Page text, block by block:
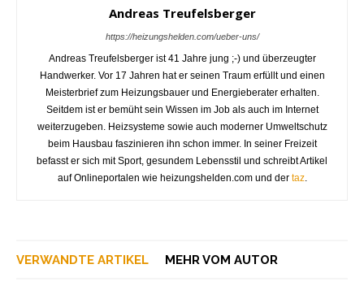
Andreas Treufelsberger
https://heizungshelden.com/ueber-uns/
Andreas Treufelsberger ist 41 Jahre jung ;-) und überzeugter
Handwerker. Vor 17 Jahren hat er seinen Traum erfüllt und einen
Meisterbrief zum Heizungsbauer und Energieberater erhalten.
Seitdem ist er bemüht sein Wissen im Job als auch im Internet
weiterzugeben. Heizsysteme sowie auch moderner Umweltschutz
beim Hausbau faszinieren ihn schon immer. In seiner Freizeit
befasst er sich mit Sport, gesundem Lebensstil und schreibt Artikel
auf Onlineportalen wie heizungshelden.com und der taz.
VERWANDTE ARTIKEL MEHR VOM AUTOR